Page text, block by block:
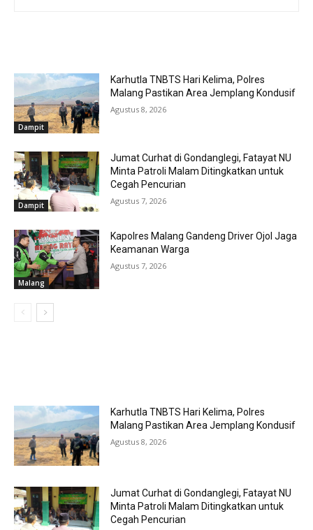
Dampit
Karhutla TNBTS Hari Kelima, Polres
Malang Pastikan Area Jemplang Kondusif
Agustus 8, 2026
Dampit
Jumat Curhat di Gondanglegi, Fatayat NU
Minta Patroli Malam Ditingkatkan untuk
Cegah Pencurian
Agustus 7, 2026
Malang
Kapolres Malang Gandeng Driver Ojol Jaga
Keamanan Warga
Agustus 7, 2026
Karhutla TNBTS Hari Kelima, Polres
Malang Pastikan Area Jemplang Kondusif
Agustus 8, 2026
Jumat Curhat di Gondanglegi, Fatayat NU
Minta Patroli Malam Ditingkatkan untuk
Cegah Pencurian